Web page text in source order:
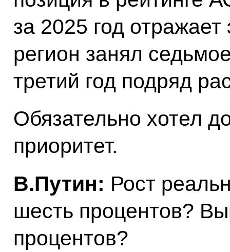
за 2025 год
регион занял
третий год подряд
Обязательно хотел
приоритет.
В.Путин: Рост
шесть процентов?
процентов?